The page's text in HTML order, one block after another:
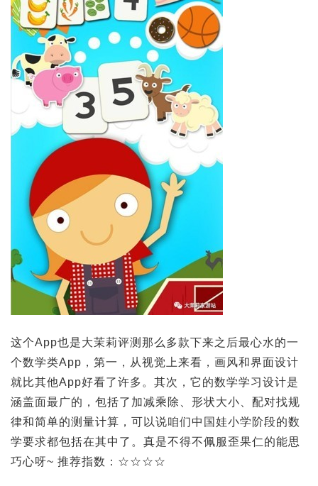
这个App也是大茉莉评测那么多款下来之后最心水的一
个数学类App，第一，从视觉上来看，画风和界面设计
就比其他App好看了许多。其次，它的数学学习设计是
涵盖面最广的，包括了加减乘除、形状大小、配对找规
律和简单的测量计算，可以说咱们中国娃小学阶段的数
学要求都包括在其中了。真是不得不佩服歪果仁的能思
巧心呀~ 推荐指数：☆☆☆☆